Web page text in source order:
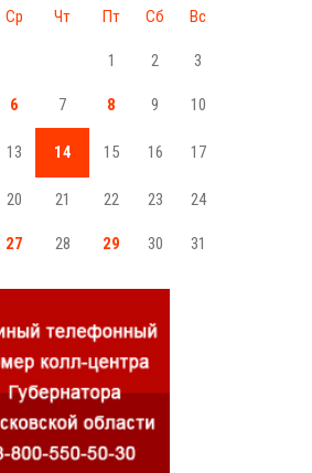
Ср Чт Пт Сб Вс
1 2 3
6 7 8 9 10
13 14 15 16 17
20 21 22 23 24
27 28 29 30 31